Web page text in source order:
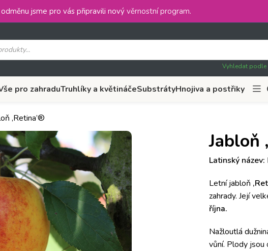
jsme pro vás připravili nový věrnostní program.
Vyhledat podle
pro zahraduTruhlíky a květináčeSubstrátyHnojiva a postřiky
‚Retina’®
Jabloň
Latinský název:
Letní jabloň
zahrady. Její
října.
Nažloutlá
vůní. Plody jsou